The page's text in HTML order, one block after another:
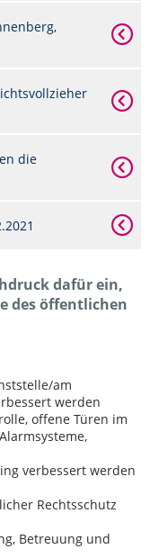
die
dafür ein,
des öffentlichen
am
werden
offene Türen im
verbessert werden
Rechtsschutz
Betreuung und